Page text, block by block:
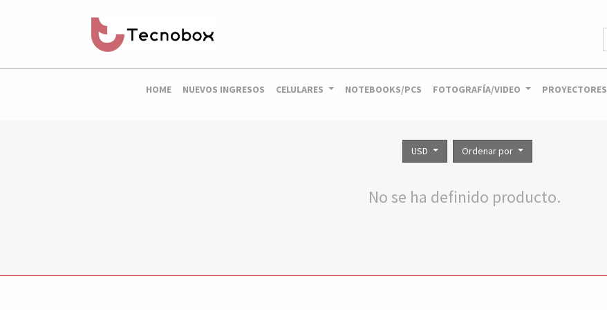
HOME NUEVOS INGRESOS CELULARES NOTEBOOKS/PCS FOTOGRAFÍA/VIDEO PROYECTORES
USD Ordenar por
No se ha definido producto.